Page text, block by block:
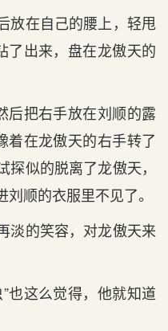
放在自己的腰上，轻甩
了出来，盘在龙傲天的
后把右手放在刘顺的露
着在龙傲天的右手转了
似的脱离了龙傲天，
顺的衣服里不见了。
淡的笑容，对龙傲天来
也这么觉得，他就知道